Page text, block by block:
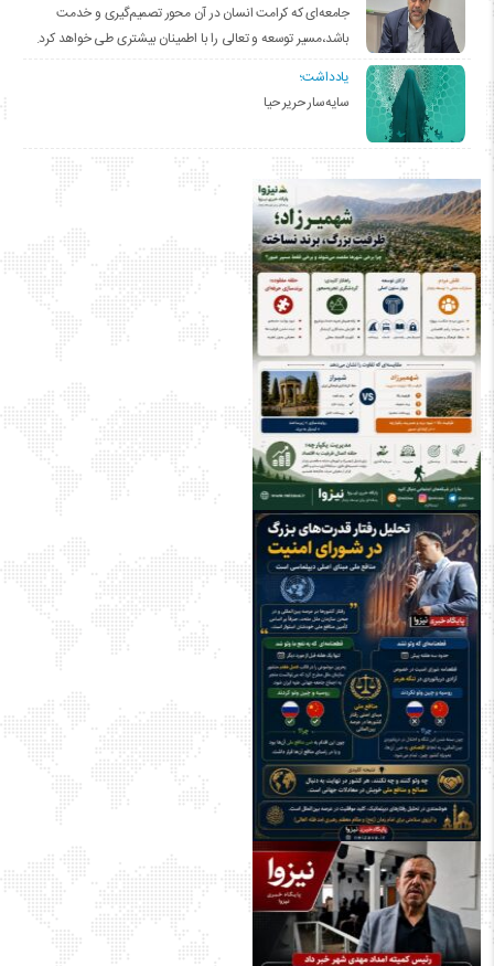
جامعه‌ای که کرامت انسان در آن محور تصمیم‌گیری و خدمت
باشد،مسیر توسعه و تعالی را با اطمینان بیشتری طی خواهد کرد.
یادداشت؛
سایه‌سار حریر حیا